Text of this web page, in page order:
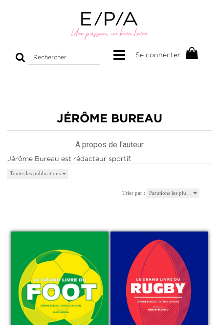
Rechercher
Se connecter
JÉRÔME BUREAU
A propos de l'auteur
Jérôme Bureau est rédacteur sportif.
Toutes les publications
Trier par : Parutions les plu…